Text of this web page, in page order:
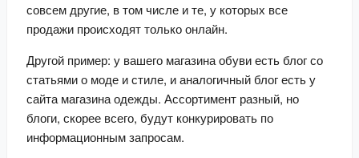
совсем другие, в том числе и те, у которых все
продажи происходят только онлайн.
Другой пример: у вашего магазина обуви есть блог со
статьями о моде и стиле, и аналогичный блог есть у
сайта магазина одежды. Ассортимент разный, но
блоги, скорее всего, будут конкурировать по
информационным запросам.